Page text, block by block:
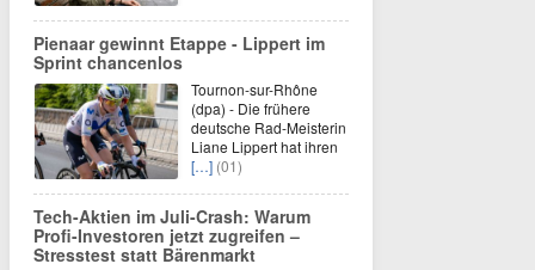
Pienaar gewinnt Etappe - Lippert im
Sprint chancenlos
Tournon-sur-Rhône
(dpa) - Die frühere
deutsche Rad-Meisterin
Liane Lippert hat ihren
[…] (01)
Tech-Aktien im Juli-Crash: Warum
Profi-Investoren jetzt zugreifen –
Stresstest statt Bärenmarkt